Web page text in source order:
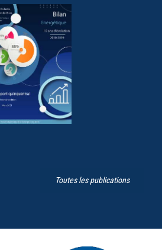
Toutes les publications